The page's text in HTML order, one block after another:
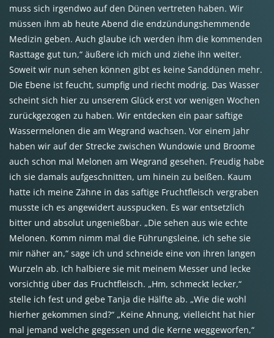
muss sich irgendwo auf den Dünen vertreten haben. Wir
müssen ihm ab heute Abend die endzündungshemmende
Medizin geben. Auch glaube ich werden ihm die kommenden
Rasttage gut tun,“ äußere ich mich und ziehe ihn weiter.
Soweit wir nun sehen können gibt es keine Sanddünen mehr.
Die Ebene ist feucht, sumpfig und riecht modrig. Das Wasser
scheint sich hier zu unserem Glück erst vor wenigen Wochen
zurückgezogen zu haben. Wir entdecken ein paar saftige
Wassermelonen die am Wegrand wachsen. Vor einem Jahr
haben wir auf der Strecke zwischen Wundowie und Broome
auch schon mal Melonen am Wegrand gesehen. Freudig habe
ich sie damals aufgeschnitten, um hinein zu beißen. Kaum
hatte ich meine Zähne in das saftige Fruchtfleisch vergraben
musste ich es angewidert ausspucken. Es war entsetzlich
bitter und absolut ungenießbar. „Die sehen aus wie echte
Melonen. Komm nimm mal die Führungsleine, ich sehe sie
mir näher an,“ sage ich und schneide eine von ihren langen
Wurzeln ab. Ich halbiere sie mit meinem Messer und lecke
vorsichtig über das Fruchtfleisch. „Hm, schmeckt lecker,“
stelle ich fest und gebe Tanja die Hälfte ab. „Wie die wohl
hierher gekommen sind?“ „Keine Ahnung, vielleicht hat hier
mal jemand welche gegessen und die Kerne weggeworfen,“